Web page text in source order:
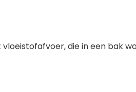
die in een bak